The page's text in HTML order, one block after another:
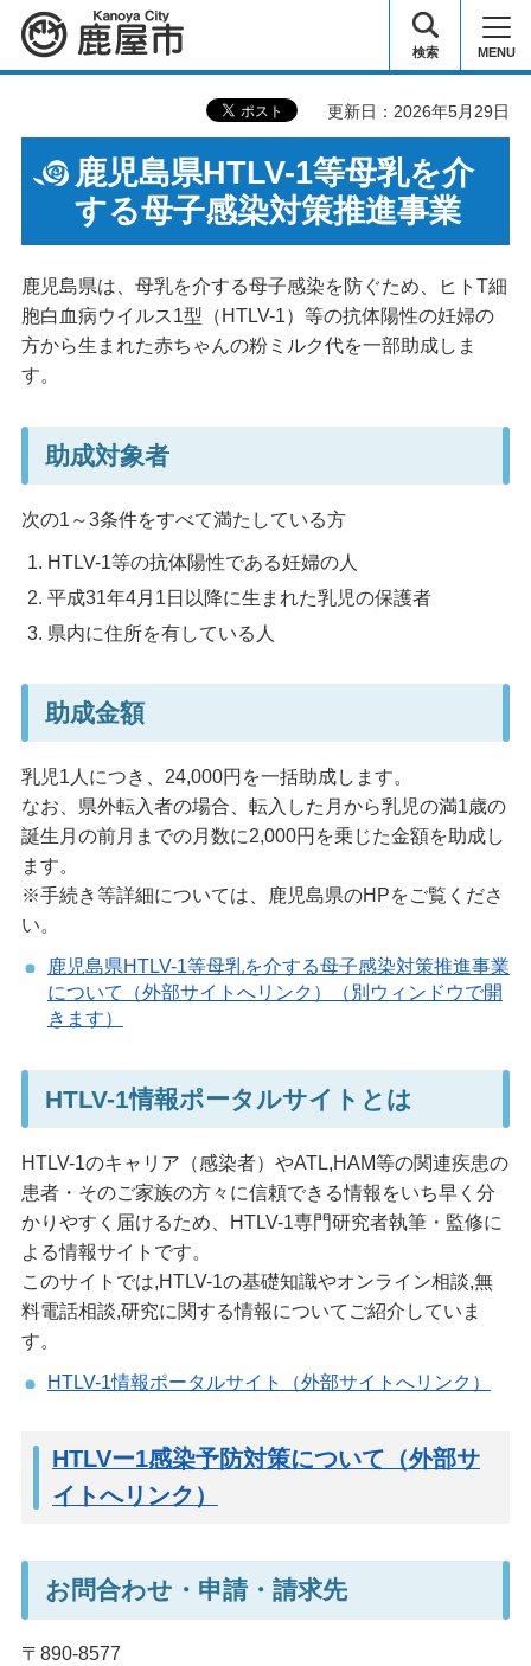
鹿屋市 検索 MENU
更新日：2026年5月29日
鹿児島県HTLV-1等母乳を介
する母子感染対策推進事業
鹿児島県は、母乳を介する母子感染を防ぐため、ヒトT細
胞白血病ウイルス1型（HTLV-1）等の抗体陽性の妊婦の
方から生まれた赤ちゃんの粉ミルク代を一部助成しま
す。
助成対象者
次の1～3条件をすべて満たしている方
HTLV-1等の抗体陽性である妊婦の人
平成31年4月1日以降に生まれた乳児の保護者
県内に住所を有している人
助成金額
乳児1人につき、24,000円を一括助成します。
なお、県外転入者の場合、転入した月から乳児の満1歳の
誕生月の前月までの月数に2,000円を乗じた金額を助成し
ます。
※手続き等詳細については、鹿児島県のHPをご覧くださ
い。
鹿児島県HTLV-1等母乳を介する母子感染対策推進事業
について（外部サイトへリンク）（別ウィンドウで開
きます）
HTLV-1情報ポータルサイトとは
HTLV-1のキャリア（感染者）やATL,HAM等の関連疾患の
患者・そのご家族の方々に信頼できる情報をいち早く分
かりやすく届けるため、HTLV-1専門研究者執筆・監修に
よる情報サイトです。
このサイトでは,HTLV-1の基礎知識やオンライン相談,無
料電話相談,研究に関する情報についてご紹介していま
す。
HTLV-1情報ポータルサイト（外部サイトへリンク）
HTLVー1感染予防対策について（外部サ
イトへリンク）
お問合わせ・申請・請求先
〒890-8577